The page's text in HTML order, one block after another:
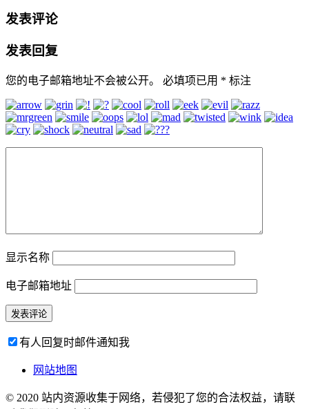
发表评论
发表回复
您的电子邮箱地址不会被公开。 必填项已用 * 标注
显示名称
电子邮箱地址
有人回复时邮件通知我
网站地图
© 2020 站内资源收集于网络，若侵犯了您的合法权益，请联